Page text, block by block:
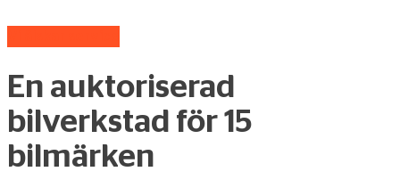
En auktoriserad
bilverkstad för 15
bilmärken